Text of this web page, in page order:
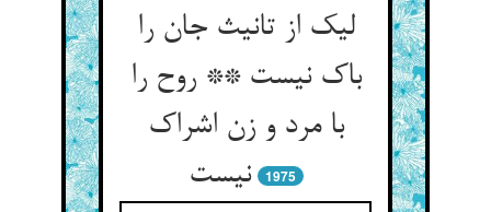
لیک از تانیث جان را
باک نیست ** روح را
با مرد و زن اشراک
نیست‌‌
1975